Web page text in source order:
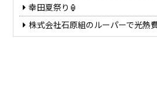
幸田夏祭り🏮
株式会社石原組のルーパーで光熱